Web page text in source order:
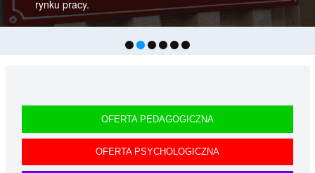
OFERTA PEDAGOGICZNA
OFERTA PSYCHOLOGICZNA